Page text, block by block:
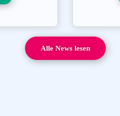
Alle News lesen